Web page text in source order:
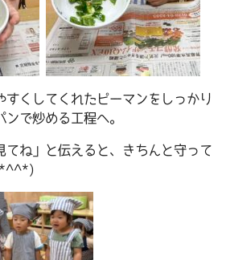
すくしてくれたピーマンをしっかり
で炒める工程へ。
てね」と伝えると、きちんと守って